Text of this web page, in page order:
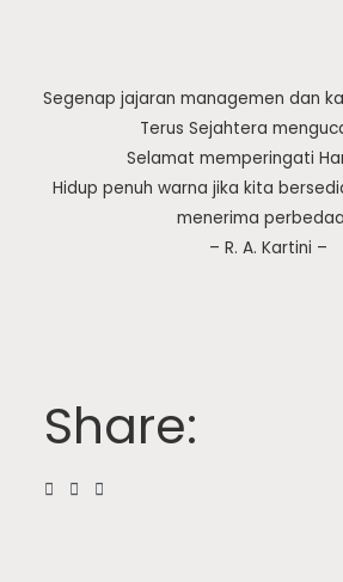
Segenap jajaran managemen dan
Terus Sejahtera
Selamat memperingati
Hidup penuh warna jika kita
menerima
– R. A. Kartini –
Share: